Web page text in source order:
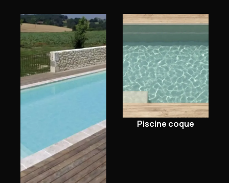
Piscine coque